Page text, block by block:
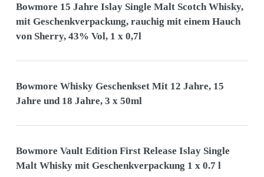
Bowmore 15 Jahre Islay Single Malt Scotch Whisky,
mit Geschenkverpackung, rauchig mit einem Hauch
von Sherry, 43% Vol, 1 x 0,7l
Bowmore Whisky Geschenkset Mit 12 Jahre, 15
Jahre und 18 Jahre, 3 x 50ml
Bowmore Vault Edition First Release Islay Single
Malt Whisky mit Geschenkverpackung 1 x 0.7 l